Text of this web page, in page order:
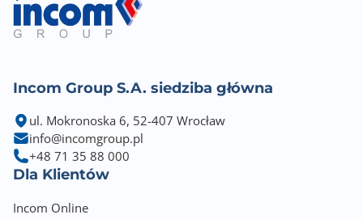
Rozdzielczość optyczna skanera - główna
600 dpi
600 dpi
Zakres zmniejszenia
25 %
Zakres powiększenia
Incom Group S.A. siedziba główna
ul. Mokronoska 6, 52-407 Wrocław
info@incomgroup.pl
+48 71 35 88 000
Dla Klientów
Incom Online